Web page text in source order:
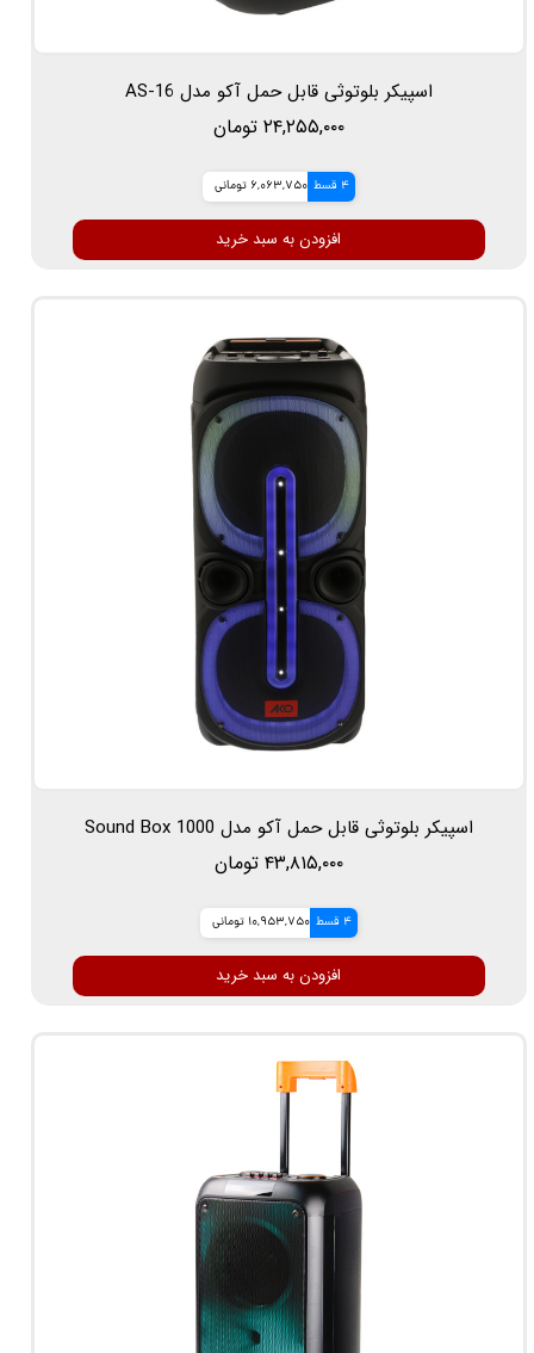
اسپیکر بلوتوثی قابل حمل آکو مدل AS-16
۲۴,۲۵۵,۰۰۰ تومان
4 قسط 6,063,750 تومانی
افزودن به سبد خرید
اسپیکر بلوتوثی قابل حمل آکو مدل Sound Box 1000
۴۳,۸۱۵,۰۰۰ تومان
4 قسط 10,953,750 تومانی
افزودن به سبد خرید